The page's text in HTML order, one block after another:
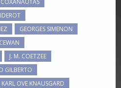
GEORGES SIMENON
J. M. COETZEE
GILBERTO
KARL OVE KNAUSGARD